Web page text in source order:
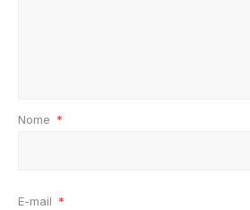
Nome *
E-mail *